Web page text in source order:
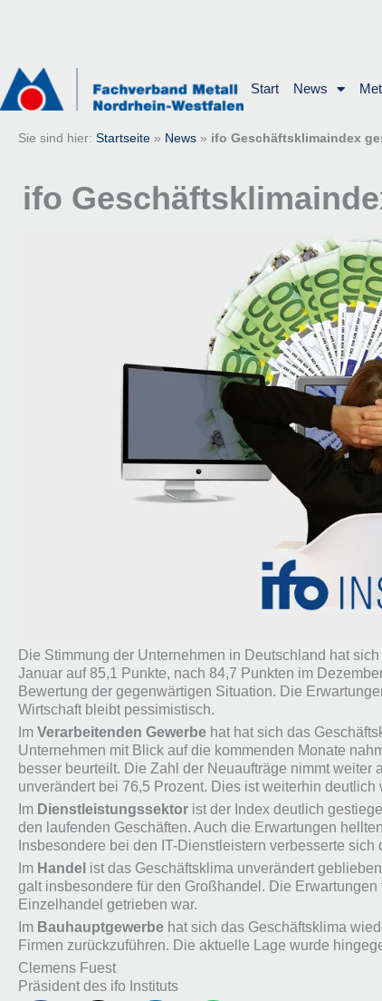
Start News
Sie sind hier: Startseite » News » ifo Geschäftsklimaindex
ifo
Die Stimmung der Unternehmen in Deutschland hat
Januar auf 85,1 Punkte, nach 84,7 Punkten im
Bewertung der gegenwärtigen Situation. Die
Wirtschaft bleibt pessimistisch.
Im Verarbeitenden Gewerbe hat hat sich das
Unternehmen mit Blick auf die kommenden Monate
besser beurteilt. Die Zahl der Neuaufträge nimmt
unverändert bei 76,5 Prozent. Dies ist weiterhin
Im Dienstleistungssektor ist der Index deutlich
den laufenden Geschäften. Auch die Erwartungen
Insbesondere bei den IT-Dienstleistern verbesserte
Im Handel ist das Geschäftsklima unverändert
galt insbesondere für den Großhandel. Die
Einzelhandel getrieben war.
Im Bauhauptgewerbe hat sich das Geschäftsklima
Firmen zurückzuführen. Die aktuelle Lage wurde
Clemens Fuest
Präsident des ifo Instituts